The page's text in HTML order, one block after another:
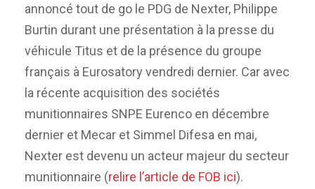
annoncé tout de go le PDG de Nexter, Philippe
Burtin durant une présentation à la presse du
véhicule Titus et de la présence du groupe
français à Eurosatory vendredi dernier. Car avec
la récente acquisition des sociétés
munitionnaires SNPE Eurenco en décembre
dernier et Mecar et Simmel Difesa en mai,
Nexter est devenu un acteur majeur du secteur
munitionnaire (relire l’article de FOB ici).